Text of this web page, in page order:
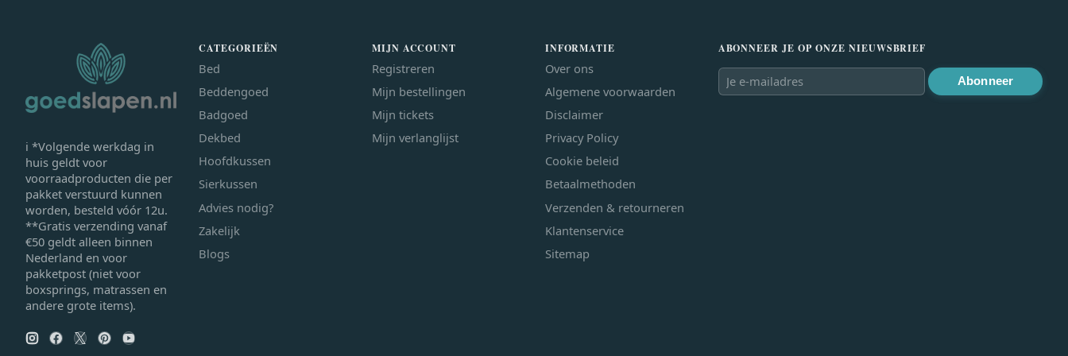
ℹ *Volgende werkdag in
huis geldt voor
voorraadproducten die per
pakket verstuurd kunnen
worden, besteld vóór 12u.
**Gratis verzending vanaf
€50 geldt alleen binnen
Nederland en voor
pakketpost (niet voor
boxsprings, matrassen en
andere grote items).
CATEGORIEËN
Bed
Beddengoed
Badgoed
Dekbed
Hoofdkussen
Sierkussen
Advies nodig?
Zakelijk
Blogs
MIJN ACCOUNT
Registreren
Mijn bestellingen
Mijn tickets
Mijn verlanglijst
INFORMATIE
Over ons
Algemene voorwaarden
Disclaimer
Privacy Policy
Cookie beleid
Betaalmethoden
Verzenden & retourneren
Klantenservice
Sitemap
ABONNEER JE OP ONZE NIEUWSBRIEF
Abonneer